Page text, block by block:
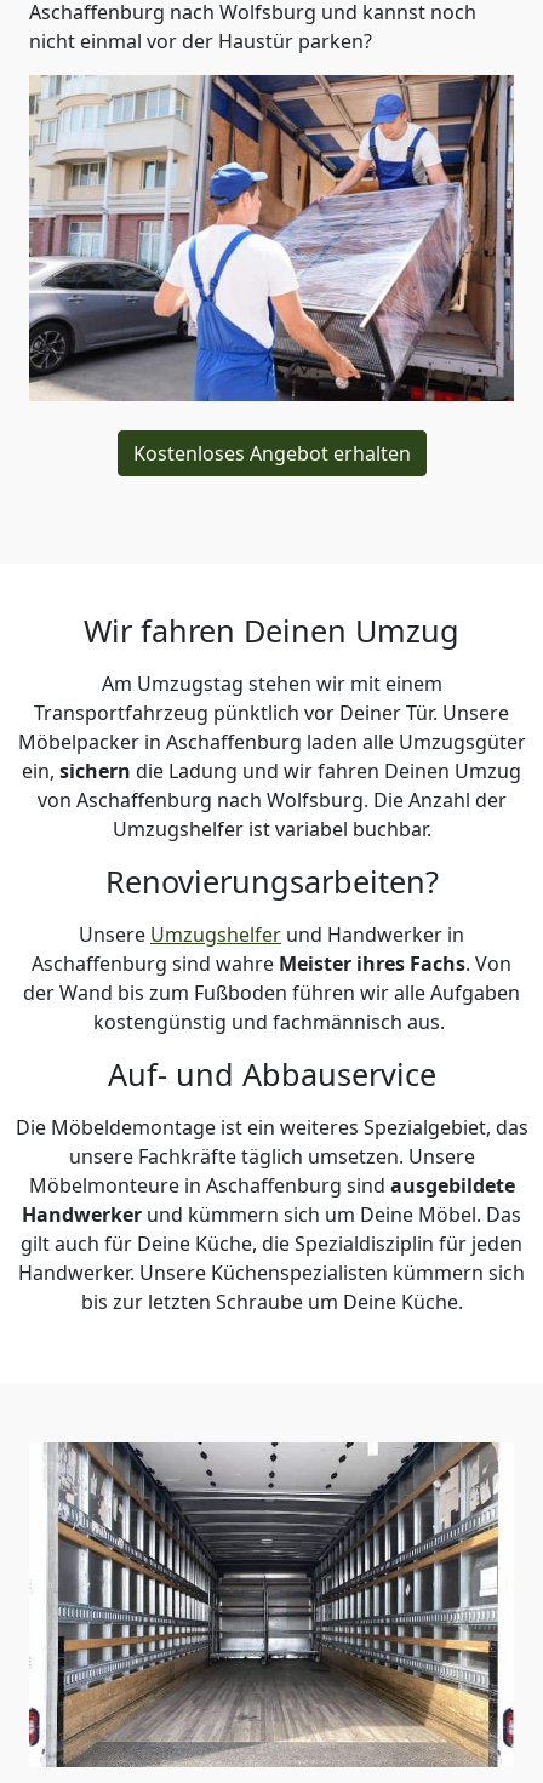
Aschaffenburg nach Wolfsburg und kannst noch
nicht einmal vor der Haustür parken?
Kostenloses Angebot erhalten
Wir fahren Deinen Umzug
Am Umzugstag stehen wir mit einem
Transportfahrzeug pünktlich vor Deiner Tür. Unsere
Möbelpacker in Aschaffenburg laden alle Umzugsgüter
ein, sichern die Ladung und wir fahren Deinen Umzug
von Aschaffenburg nach Wolfsburg. Die Anzahl der
Umzugshelfer ist variabel buchbar.
Renovierungsarbeiten?
Unsere Umzugshelfer und Handwerker in
Aschaffenburg sind wahre Meister ihres Fachs. Von
der Wand bis zum Fußboden führen wir alle Aufgaben
kostengünstig und fachmännisch aus.
Auf- und Abbauservice
Die Möbeldemontage ist ein weiteres Spezialgebiet, das
unsere Fachkräfte täglich umsetzen. Unsere
Möbelmonteure in Aschaffenburg sind ausgebildete
Handwerker und kümmern sich um Deine Möbel. Das
gilt auch für Deine Küche, die Spezialdisziplin für jeden
Handwerker. Unsere Küchenspezialisten kümmern sich
bis zur letzten Schraube um Deine Küche.